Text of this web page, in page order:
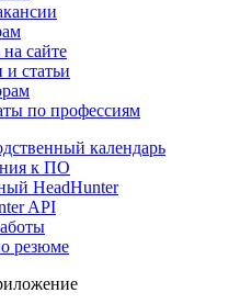
сайте
статьи
по профессиям
календарь
к ПО
HeadHunter
API
резюме